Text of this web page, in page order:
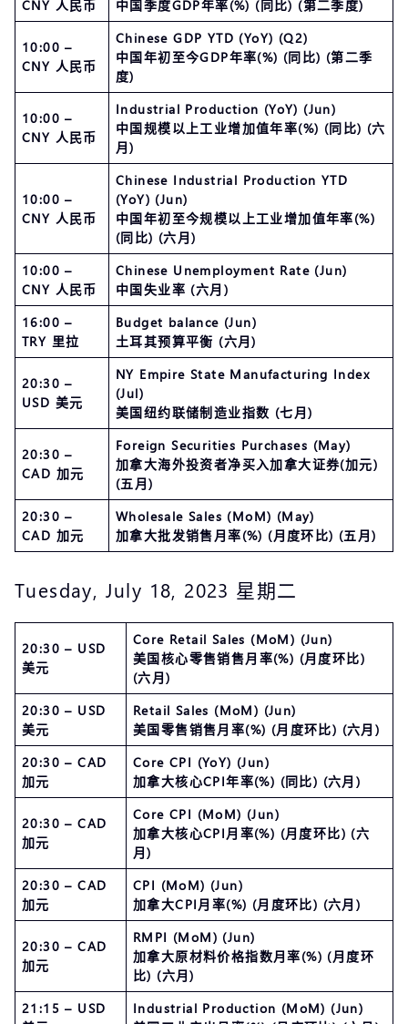
CNY 人民币
中国季度GDP年率(%) (同比) (第二季度)
10:00 –
CNY 人民币
Chinese GDP YTD (YoY) (Q2)
中国年初至今GDP年率(%) (同比) (第二季
度)
10:00 –
CNY 人民币
Industrial Production (YoY) (Jun)
中国规模以上工业增加值年率(%) (同比) (六
月)
10:00 –
CNY 人民币
Chinese Industrial Production YTD
(YoY) (Jun)
中国年初至今规模以上工业增加值年率(%)
(同比) (六月)
10:00 –
CNY 人民币
Chinese Unemployment Rate (Jun)
中国失业率 (六月)
16:00 –
TRY 里拉
Budget balance (Jun)
土耳其预算平衡 (六月)
20:30 –
USD 美元
NY Empire State Manufacturing Index
(Jul)
美国纽约联储制造业指数 (七月)
20:30 –
CAD 加元
Foreign Securities Purchases (May)
加拿大海外投资者净买入加拿大证券(加元)
(五月)
20:30 –
CAD 加元
Wholesale Sales (MoM) (May)
加拿大批发销售月率(%) (月度环比) (五月)
Tuesday, July 18, 2023 星期二
20:30 – USD
美元
Core Retail Sales (MoM) (Jun)
美国核心零售销售月率(%) (月度环比)
(六月)
20:30 – USD
美元
Retail Sales (MoM) (Jun)
美国零售销售月率(%) (月度环比) (六月)
20:30 – CAD
加元
Core CPI (YoY) (Jun)
加拿大核心CPI年率(%) (同比) (六月)
20:30 – CAD
加元
Core CPI (MoM) (Jun)
加拿大核心CPI月率(%) (月度环比) (六
月)
20:30 – CAD
加元
CPI (MoM) (Jun)
加拿大CPI月率(%) (月度环比) (六月)
20:30 – CAD
加元
RMPI (MoM) (Jun)
加拿大原材料价格指数月率(%) (月度环
比) (六月)
21:15 – USD
Industrial Production (MoM) (Jun)